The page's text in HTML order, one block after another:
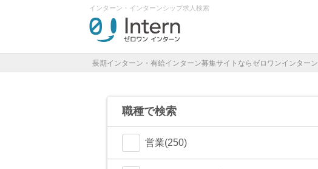
インターン・インターンシップ求人検索
長期インターン・有給インターン募集サイトならゼロワンインターン
職種で検索
営業(250)